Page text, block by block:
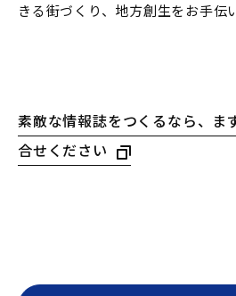
きる街づくり、地方創生をお手伝
素敵な情報誌をつくるなら、ま
合せください